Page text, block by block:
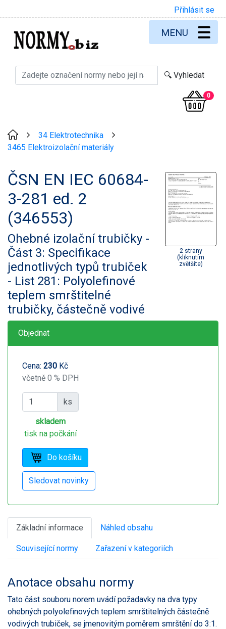
Přihlásit se
0
MENU
34 Elektrotechnika
3465 Elektroizolační materiály
ČSN EN IEC 60684-
3-281 ed. 2
(346553)
Ohebné izolační trubičky -
Část 3: Specifikace
jednotlivých typů trubiček
- List 281: Polyolefinové
teplem smrštitelné
trubičky, částečně vodivé
2 strany
(kliknutím
zvětšíte)
Objednat
Cena: 230 Kč
včetně 0 % DPH
ks
skladem
tisk na počkání
Základní informace Náhled obsahu
Související normy Zařazení v kategoriích
Anotace obsahu normy
Tato část souboru norem uvádí požadavky na dva typy
ohebných polyolefinových teplem smrštitelných částečně
vodivých trubiček, se jmenovitým poměrem smrštění do 3:1.